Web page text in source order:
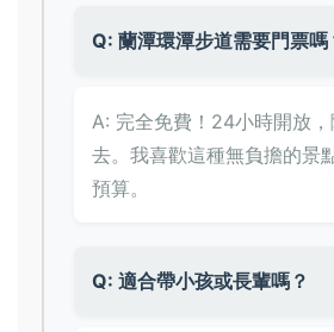
Q: 蘭潭環潭步道需要門票嗎
A: 完全免費！24小時開放
去。我喜歡這種無負擔的景
預算。
Q: 適合帶小孩或長輩嗎？